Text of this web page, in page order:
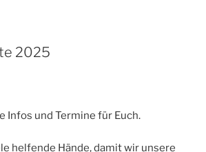
2025
Infos und Termine für Euch.
helfende Hände, damit wir unsere